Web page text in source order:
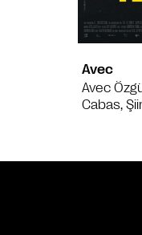
Avec
Avec
Cabas,